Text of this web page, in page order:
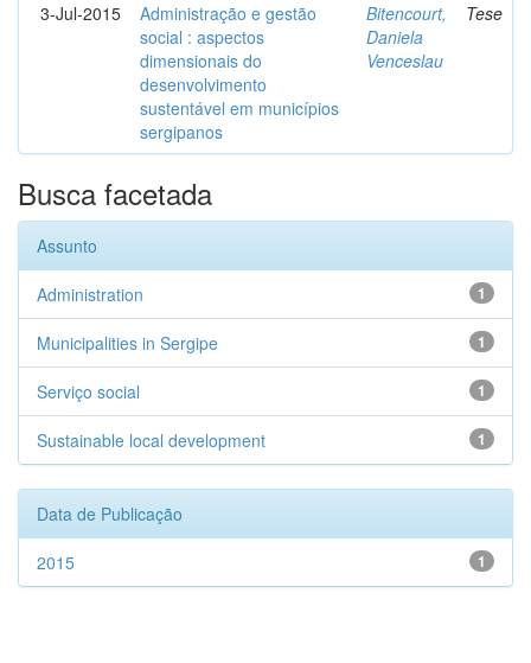
3-Jul-2015
Administração e gestão
social : aspectos
dimensionais do
desenvolvimento
sustentável em municípios
sergipanos
Bitencourt,
Daniela
Venceslau
Tese
Busca facetada
Assunto
1
Administration
1
Municipalities in Sergipe
1
Serviço social
1
Sustainable local development
Data de Publicação
1
2015